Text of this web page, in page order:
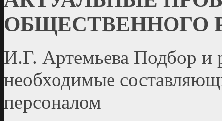
ОБЩЕСТВЕННОГО
И.Г. Артемьева Подбор и
необходимые
персоналом